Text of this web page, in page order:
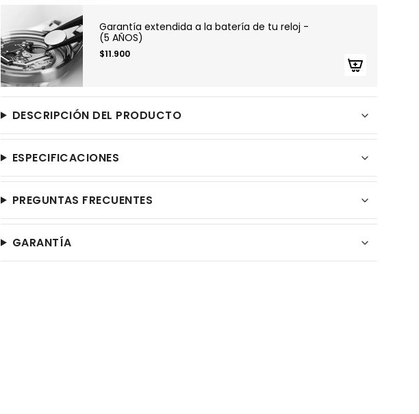
Garantía extendida a la batería de tu reloj -
(5 AÑOS)
$11.900
DESCRIPCIÓN DEL PRODUCTO
ESPECIFICACIONES
PREGUNTAS FRECUENTES
GARANTÍA